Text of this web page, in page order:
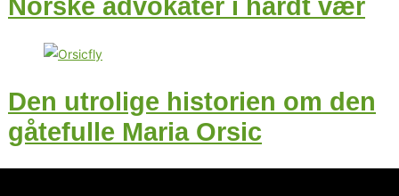
Norske advokater i hardt vær
Den utrolige historien om den
gåtefulle Maria Orsic